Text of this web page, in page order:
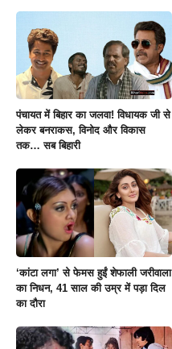
पंचायत में बिहार का जलवा! विधायक जी से
लेकर बनराकस, विनोद और विकास
तक… सब बिहारी
‘कांटा लगा’ से फेमस हुईं शेफाली जरीवाला
का निधन, 41 साल की उम्र में पड़ा दिल
का दौरा